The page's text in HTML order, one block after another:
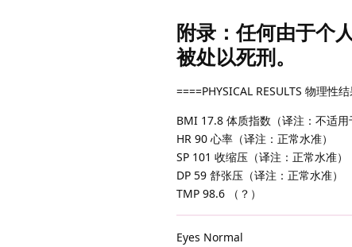
附录：任何由于个
被处以死刑。
====PHYSICAL RESULTS 物理性
BMI 17.8 体质指数（译注：不适用
HR 90 心率（译注：正常水准）
SP 101 收缩压（译注：正常水准）
DP 59 舒张压（译注：正常水准）
TMP 98.6 （？）
Eyes Normal